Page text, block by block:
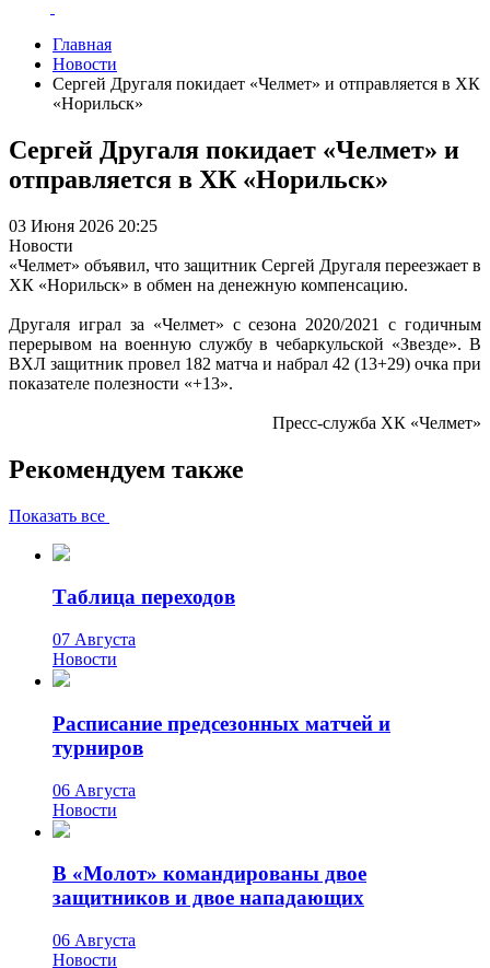
Главная
Новости
Сергей Другаля покидает «Челмет» и отправляется в ХК
«Норильск»
Сергей Другаля покидает «Челмет» и
отправляется в ХК «Норильск»
03 Июня 2026 20:25
Новости
«Челмет» объявил, что защитник Сергей Другаля переезжает в
ХК «Норильск» в обмен на денежную компенсацию.
Другаля играл за «Челмет» с сезона 2020/2021 с годичным
перерывом на военную службу в чебаркульской «Звезде». В
ВХЛ защитник провел 182 матча и набрал 42 (13+29) очка при
показателе полезности «+13».
Пресс-служба ХК «Челмет»
Рекомендуем также
Показать все
Таблица переходов
07 Августа
Новости
Расписание предсезонных матчей и
турниров
06 Августа
Новости
В «Молот» командированы двое
защитников и двое нападающих
06 Августа
Новости